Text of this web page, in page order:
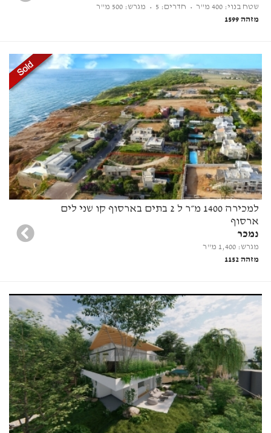
שטח בנוי: 400 מ"ר • חדרים: 5
• מגרש: 500 מ"ר
מזהה 1599
למכירה 1400 מ״ר ל 2 בתים בארסוף קו שני לים
ארסוף
נמכר
מגרש: 1,400 מ"ר
מזהה 1152